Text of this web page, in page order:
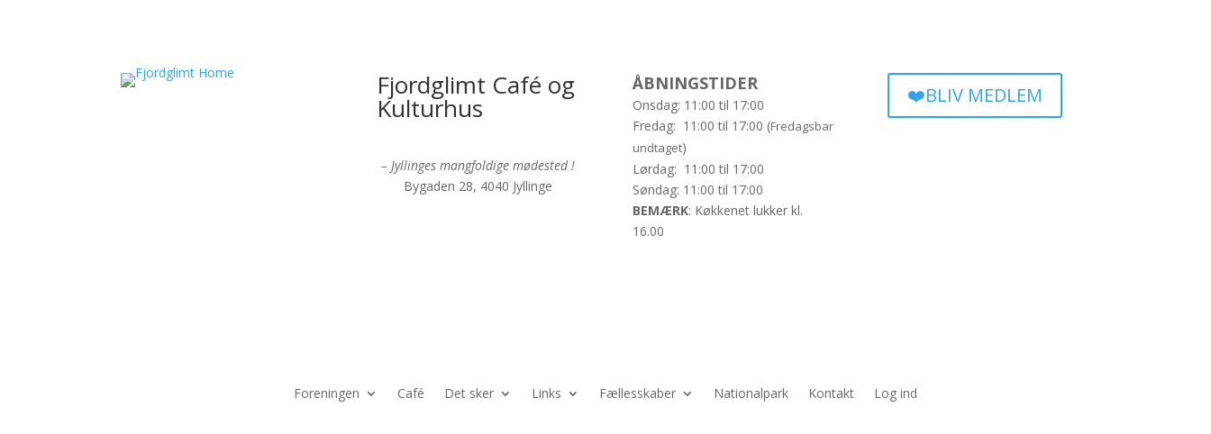
Fjordglimt Café og
Kulturhus
– Jyllinges mangfoldige mødested !
Bygaden 28, 4040 Jyllinge
ÅBNINGSTIDER
Onsdag: 11:00 til 17:00
Fredag: 11:00 til 17:00 (Fredagsbar
undtaget)
Lørdag: 11:00 til 17:00
Søndag: 11:00 til 17:00
BEMÆRK: Køkkenet lukker kl.
16.00
❤️BLIV MEDLEM
Foreningen Café Det sker Links Fællesskaber Nationalpark Kontakt Log ind